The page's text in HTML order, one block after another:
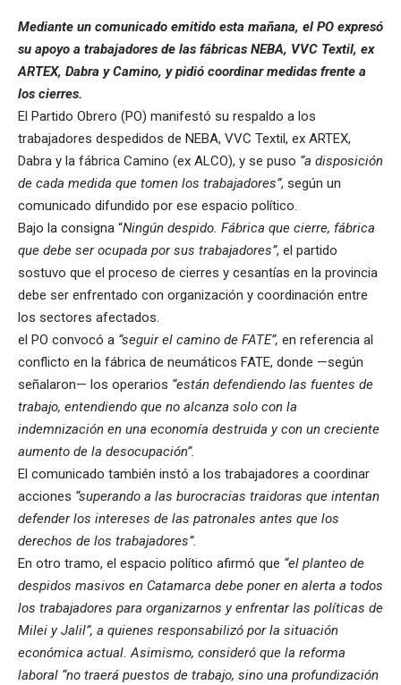
Mediante un comunicado emitido esta mañana, el PO expresó
su apoyo a trabajadores de las fábricas NEBA, VVC Textil, ex
ARTEX, Dabra y Camino, y pidió coordinar medidas frente a
los cierres.
El Partido Obrero (PO) manifestó su respaldo a los
trabajadores despedidos de NEBA, VVC Textil, ex ARTEX,
Dabra y la fábrica Camino (ex ALCO), y se puso “a disposición
de cada medida que tomen los trabajadores”, según un
comunicado difundido por ese espacio político.
Bajo la consigna “Ningún despido. Fábrica que cierre, fábrica
que debe ser ocupada por sus trabajadores”, el partido
sostuvo que el proceso de cierres y cesantías en la provincia
debe ser enfrentado con organización y coordinación entre
los sectores afectados.
el PO convocó a “seguir el camino de FATE”, en referencia al
conflicto en la fábrica de neumáticos FATE, donde —según
señalaron— los operarios “están defendiendo las fuentes de
trabajo, entendiendo que no alcanza solo con la
indemnización en una economía destruida y con un creciente
aumento de la desocupación”.
El comunicado también instó a los trabajadores a coordinar
acciones “superando a las burocracias traidoras que intentan
defender los intereses de las patronales antes que los
derechos de los trabajadores”.
En otro tramo, el espacio político afirmó que “el planteo de
despidos masivos en Catamarca debe poner en alerta a todos
los trabajadores para organizarnos y enfrentar las políticas de
Milei y Jalil”, a quienes responsabilizó por la situación
económica actual. Asimismo, consideró que la reforma
laboral “no traerá puestos de trabajo, sino una profundización